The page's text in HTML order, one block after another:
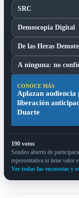
SRC
Demoscopia Digital
De las Heras
A ninguna: no
CONOCE MÁS
Aplazan
liberación
Duarte
190 votos
Sondeo abierto de
representativa ni tiene valor
Ver todas las encuestas y